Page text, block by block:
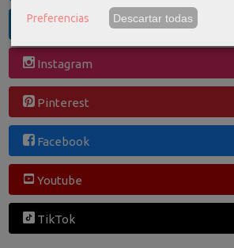
Linkedin
Instagram
Pinterest
Facebook
Youtube
TikTok
Preferencias Descartar todas